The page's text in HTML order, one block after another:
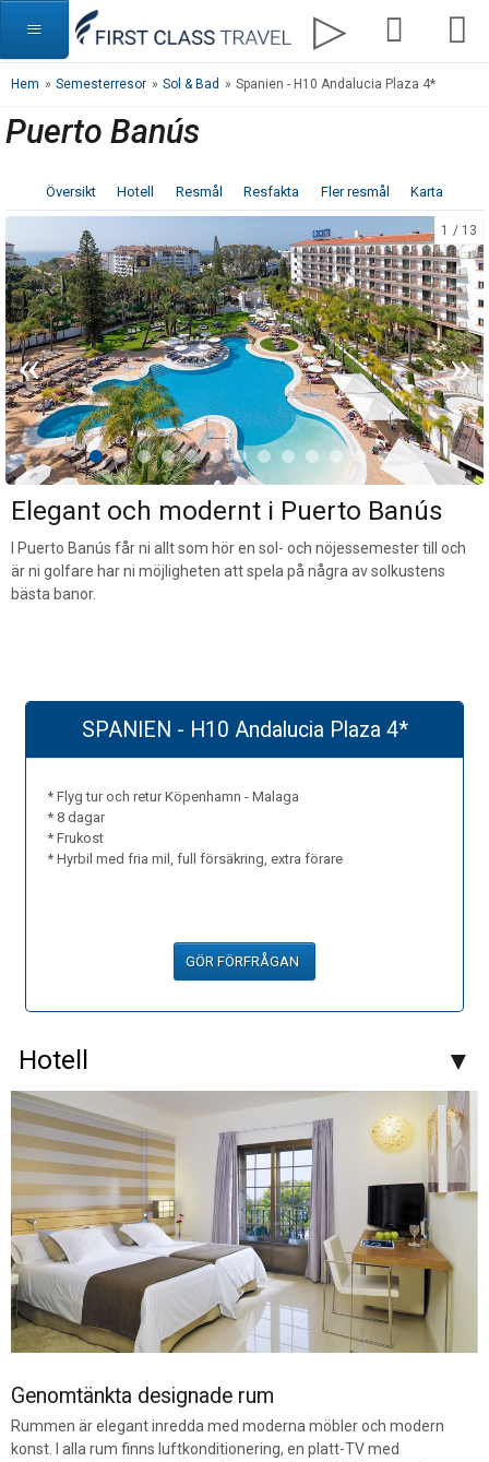
Hem » Semesterresor » Sol & Bad » Spanien - H10 Andalucia Plaza 4*
Puerto Banús
Översikt Hotell Resmål Resfakta Fler resmål Karta
1 13
Elegant och modernt i Puerto Banús
I Puerto Banús får ni allt som hör en sol- och nöjessemester till och
är ni golfare har ni möjligheten att spela på några av solkustens
bästa banor.
SPANIEN - H10 Andalucia Plaza 4*
* Flyg tur och retur Köpenhamn - Malaga
* 8 dagar
* Frukost
* Hyrbil med fria mil, full försäkring, extra förare
GÖR FÖRFRÅGAN
Hotell
Genomtänkta designade rum
Rummen är elegant inredda med moderna möbler och modern
konst. I alla rum finns luftkonditionering, en platt-TV med